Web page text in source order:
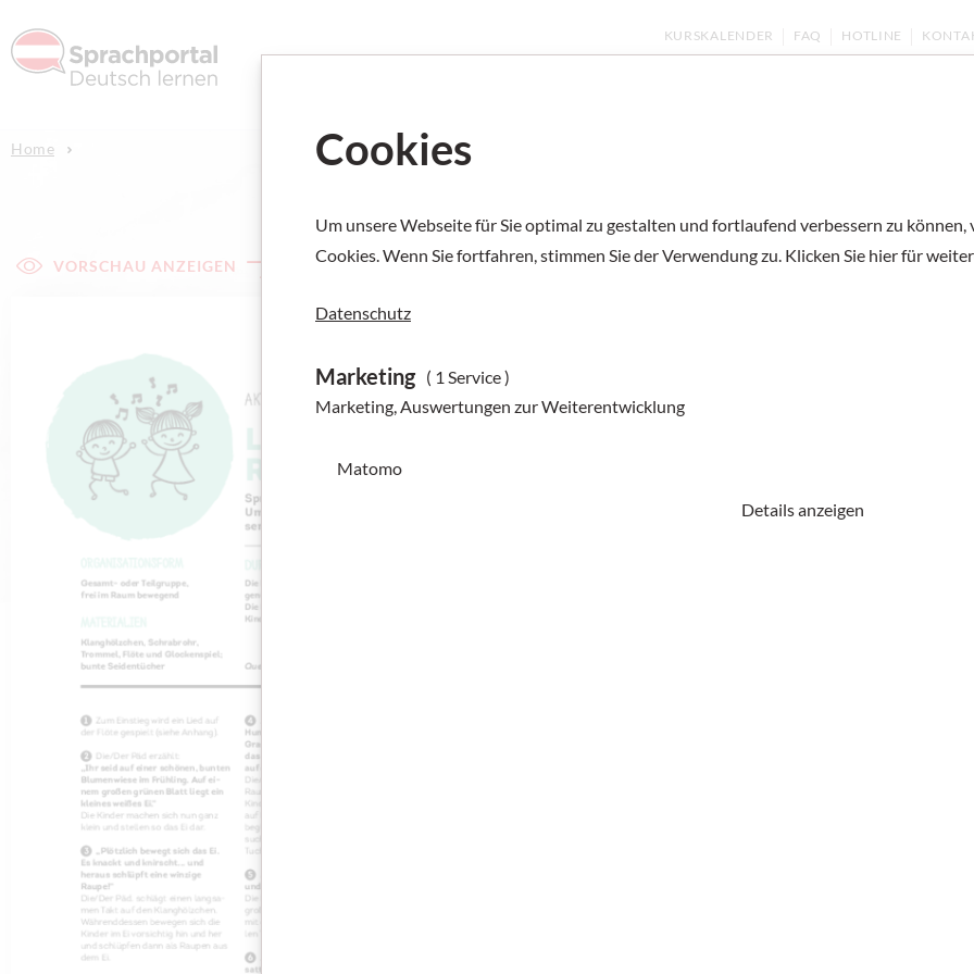
KURSKALENDER FAQ HOTLINE
Home
VORSCHAU ANZEIGEN
In dieser sensomotorischen Einheit
Schmetterling verwandelt.
Cookies
Um unsere Webseite für Sie optimal zu gestalten und fortlaufend verbessern zu
Cookies. Wenn Sie fortfahren, stimmen Sie der Verwendung zu. Klicken Sie hier für
Datenschutz
Marketing ( 1 Service )
Marketing, Auswertungen zur Weiterentwicklung
Matomo
Details anzeigen